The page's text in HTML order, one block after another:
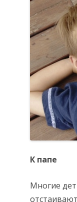
К папе
Многие